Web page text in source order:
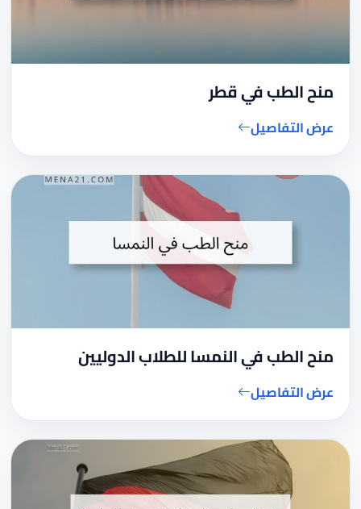
منح الطب في قطر
عرض التفاصيل
منح الطب في النمسا للطلاب الدوليين
عرض التفاصيل